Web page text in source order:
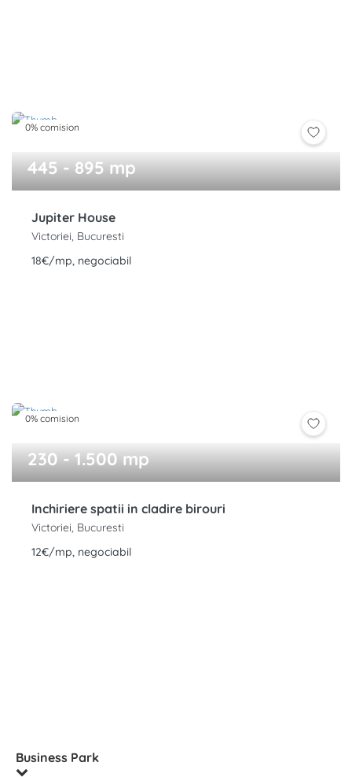
0% comision
445 - 895 mp
Jupiter House
Victoriei, Bucuresti
18€/mp, negociabil
0% comision
230 - 1.500 mp
Inchiriere spatii in cladire birouri
Victoriei, Bucuresti
12€/mp, negociabil
Business Park